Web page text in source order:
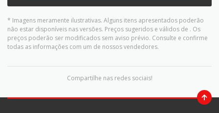
* Imagens meramente ilustrativas. Alguns itens apresentados poderão
não estar disponíveis nas versões. Preços sugeridos e válidos de . Os
preços poderão ser modificados sem aviso prévio. Consulte e confirme
todas as informações com um de nossos vendedores.
Compartilhe nas redes sociais!